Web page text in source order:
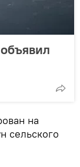
на
сельского